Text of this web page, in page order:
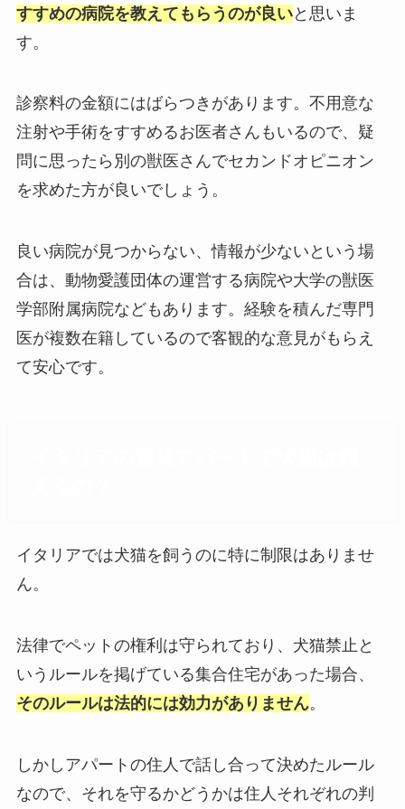
すすめの病院を教えてもらうのが良いと思いま
す。
診察料の金額にはばらつきがあります。不用意な
注射や手術をすすめるお医者さんもいるので、疑
問に思ったら別の獣医さんでセカンドオピニオン
を求めた方が良いでしょう。
良い病院が見つからない、情報が少ないという場
合は、動物愛護団体の運営する病院や大学の獣医
学部附属病院などもあります。経験を積んだ専門
医が複数在籍しているので客観的な意見がもらえ
て安心です。
イタリアでは犬猫を飼うのに特に制限はありませ
ん。
法律でペットの権利は守られており、犬猫禁止と
いうルールを掲げている集合住宅があった場合、
そのルールは法的には効力がありません。
しかしアパートの住人で話し合って決めたルール
なので、それを守るかどうかは住人それぞれの判